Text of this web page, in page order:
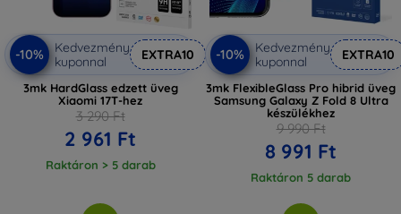
-10%
Kedvezmény
kuponnal
EXTRA10
3mk HardGlass edzett üveg
Xiaomi 17T-hez
3 290 Ft
2 961 Ft
Raktáron > 5 darab
-10%
Kedvezmény
kuponnal
EXTRA10
3mk FlexibleGlass Pro hibrid üveg
Samsung Galaxy Z Fold 8 Ultra
készülékhez
9 990 Ft
8 991 Ft
Raktáron 5 darab